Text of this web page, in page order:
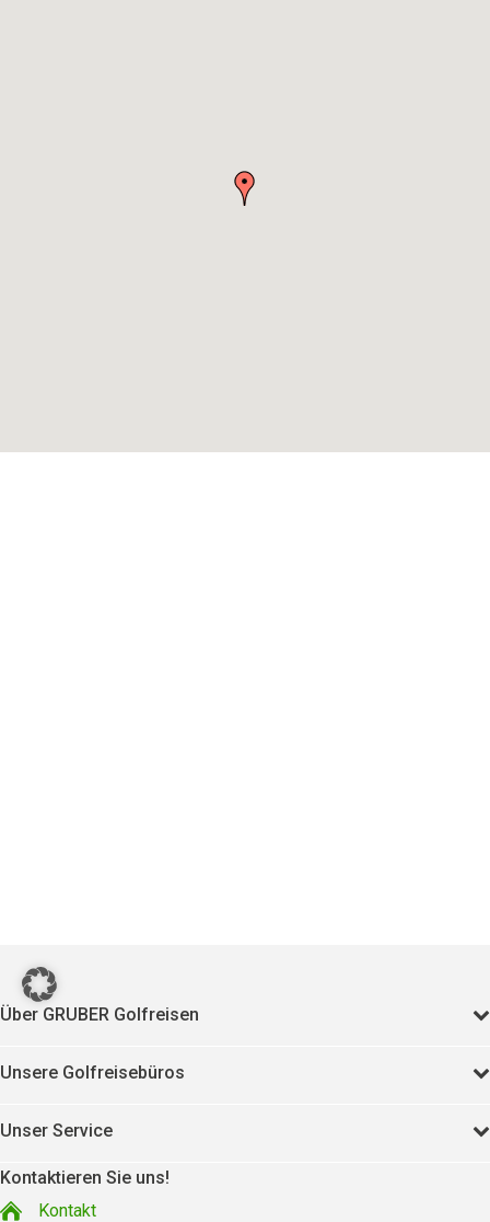
Über GRUBER Golfreisen
Unsere Golfreisebüros
Unser Service
Kontaktieren Sie uns!
Kontakt